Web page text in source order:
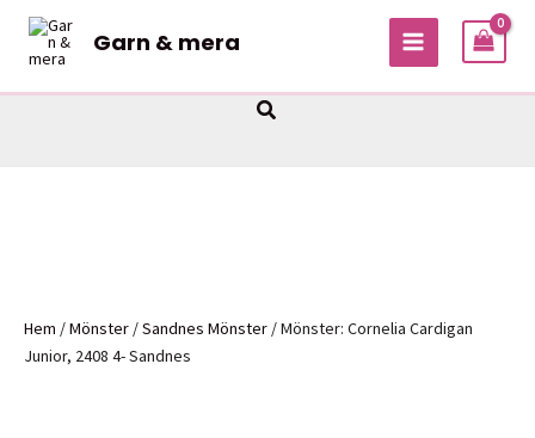
Hoppa
innehåll
Garn & mera
MAIN
Sök
Hem /Mönster /Sandnes Mönster / Mönster: Cornelia Cardigan
Junior, 2408 4- Sandnes
Sale!
Sale!